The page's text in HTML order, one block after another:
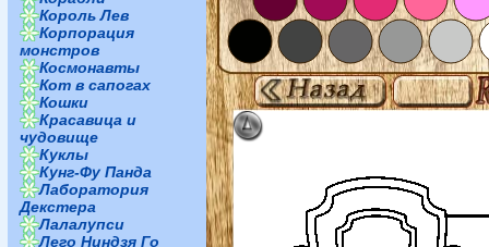
Король Лев
Корпорация
монстров
Космонавты
Кот в сапогах
Кошки
Красавица и
чудовище
Куклы
Кунг-Фу Панда
Лаборатория
Декстера
Лалалупси
Лего Ниндзя Го